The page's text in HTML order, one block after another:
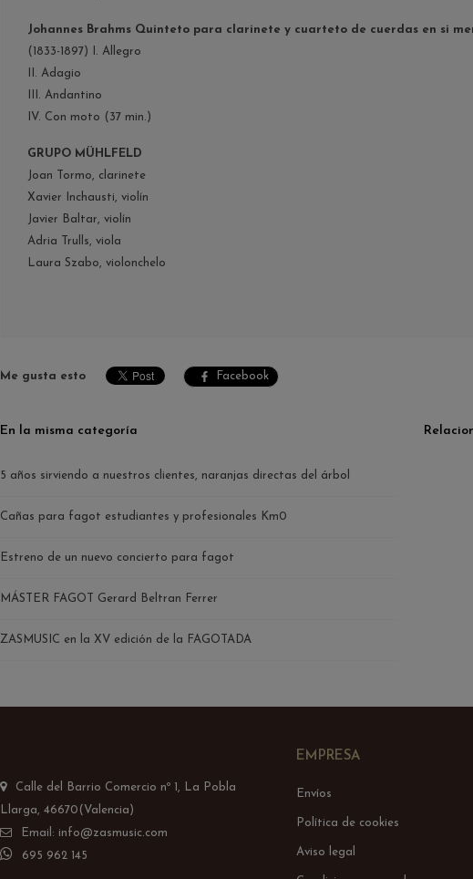
Johannes Brahms Quinteto para clarinete y cuarteto de cuerdas en si
(1833-1897) I. Allegro
II. Adagio
III. Andantino
IV. Con moto (37 min.)
GRUPO MÜHLFELD
Joan Tormo, clarinete
Xavier Inchausti, violín
Javier Baltar, violín
Adria Trulls, viola
Laura Szabo, violonchelo
Me gusta esto Facebook
En la misma categoría
5 años sirviendo a nuestros clientes, naranjas directas del árbol
Cañas para fagot estudiantes y profesionales Km0
Estreno de un nuevo concierto para fagot
MÁSTER FAGOT Gerard Beltran Ferrer
ZASMUSIC en la XV edición de la FAGOTADA
Calle del Barrio Comercio nº 1, La Pobla
Llarga, 46670(Valencia)
Email: info@zasmusic.com
695 962 145
EMPRESA
Envíos
Política de cookies
Aviso legal